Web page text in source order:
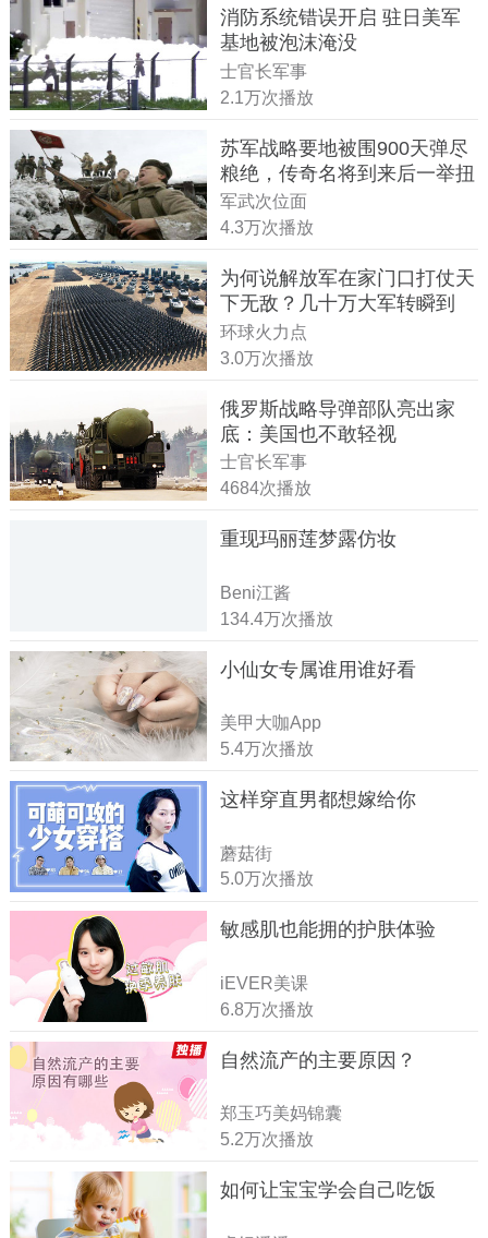
消防系统错误开启 驻日美军
基地被泡沫淹没
士官长军事
2.1万次播放
苏军战略要地被围900天弹尽
粮绝，传奇名将到来后一举扭
转战局
军武次位面
4.3万次播放
为何说解放军在家门口打仗天
下无敌？几十万大军转瞬到
达！
环球火力点
3.0万次播放
俄罗斯战略导弹部队亮出家
底：美国也不敢轻视
士官长军事
4684次播放
重现玛丽莲梦露仿妆
Beni江酱
134.4万次播放
小仙女专属谁用谁好看
美甲大咖App
5.4万次播放
这样穿直男都想嫁给你
蘑菇街
5.0万次播放
敏感肌也能拥的护肤体验
iEVER美课
6.8万次播放
自然流产的主要原因？
郑玉巧美妈锦囊
5.2万次播放
如何让宝宝学会自己吃饭